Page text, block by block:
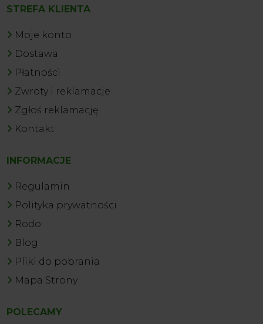
STREFA KLIENTA
Moje konto
Dostawa
Płatności
Zwroty i reklamacje
Zgłoś reklamację
Kontakt
INFORMACJE
Regulamin
Polityka prywatności
Rodo
Blog
Pliki do pobrania
Mapa Strony
POLECAMY